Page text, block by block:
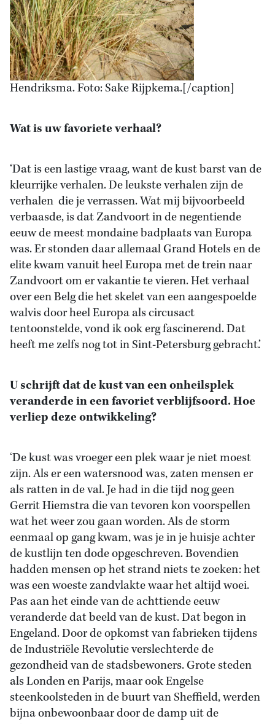
Hendriksma. Foto: Sake Rijpkema.[/caption]
Wat is uw favoriete verhaal?
‘Dat is een lastige vraag, want de kust barst van de
kleurrijke verhalen. De leukste verhalen zijn de
verhalen die je verrassen. Wat mij bijvoorbeeld
verbaasde, is dat Zandvoort in de negentiende
eeuw de meest mondaine badplaats van Europa
was. Er stonden daar allemaal Grand Hotels en de
elite kwam vanuit heel Europa met de trein naar
Zandvoort om er vakantie te vieren. Het verhaal
over een Belg die het skelet van een aangespoelde
walvis door heel Europa als circusact
tentoonstelde, vond ik ook erg fascinerend. Dat
heeft me zelfs nog tot in Sint-Petersburg gebracht.’
U schrijft dat de kust van een onheilsplek
veranderde in een favoriet verblijfsoord. Hoe
verliep deze ontwikkeling?
‘De kust was vroeger een plek waar je niet moest
zijn. Als er een watersnood was, zaten mensen er
als ratten in de val. Je had in die tijd nog geen
Gerrit Hiemstra die van tevoren kon voorspellen
wat het weer zou gaan worden. Als de storm
eenmaal op gang kwam, was je in je huisje achter
de kustlijn ten dode opgeschreven. Bovendien
hadden mensen op het strand niets te zoeken: het
was een woeste zandvlakte waar het altijd woei.
Pas aan het einde van de achttiende eeuw
veranderde dat beeld van de kust. Dat begon in
Engeland. Door de opkomst van fabrieken tijdens
de Industriële Revolutie verslechterde de
gezondheid van de stadsbewoners. Grote steden
als Londen en Parijs, maar ook Engelse
steenkoolsteden in de buurt van Sheffield, werden
bijna onbewoonbaar door de damp uit de